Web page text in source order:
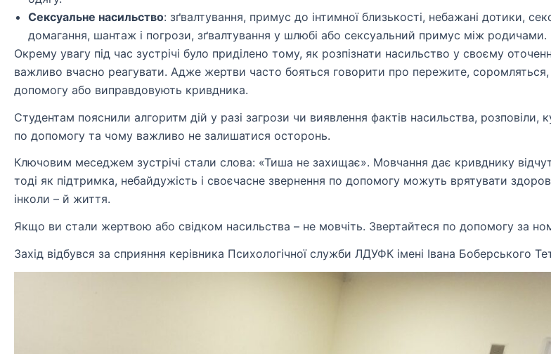
Сексуальне насильство: зґвалтування, примус до інтимної близькості, небажані дотики,
домагання, шантаж і погрози, зґвалтування у шлюбі або сексуальний примус між родичами.
Окрему увагу під час зустрічі було приділено тому, як розпізнати насильство у своєму
важливо вчасно реагувати. Адже жертви часто бояться говорити про пережите, соромляться,
допомогу або виправдовують кривдника.
Студентам пояснили алгоритм дій у разі загрози чи виявлення фактів насильства, розповіли,
по допомогу та чому важливо не залишатися осторонь.
Ключовим меседжем зустрічі стали слова: «Тиша не захищає». Мовчання дає кривднику
тоді як підтримка, небайдужість і своєчасне звернення по допомогу можуть врятувати
інколи – й життя.
Якщо ви стали жертвою або свідком насильства – не мовчіть. Звертайтеся по допомогу за
Захід відбувся за сприяння керівника Психологічної служби ЛДУФК імені Івана Боберського